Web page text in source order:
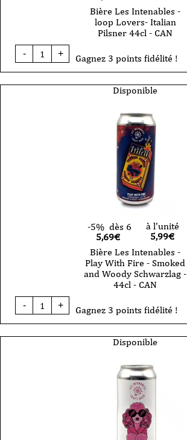
Bière Les Intenables -
loop Lovers- Italian
Pilsner 44cl - CAN
-
quantité
de
Intenables
+ Gagnez 3 points fidélité !
Disponible
-5% dès 6
5,69€
à l'unité
5,99€
Bière Les Intenables -
Play With Fire - Smoked
and Woody Schwarzlag -
44cl - CAN
-
quantité
de
Intenables
+ Gagnez 3 points fidélité !
Disponible